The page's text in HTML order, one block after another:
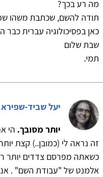
מה רע בכך?
תודה להשם, שכתבת משהו
כאן בפסיכולוגיה עברית כבר
שבת שלום
תמי.
יעל שביד-שפירא
יותר מסובך. הי
זה נראה לי (כמובן..) קצת
כשאתה מפרסם צדדים יותר
אלמנט של "עבודת השם" . אני